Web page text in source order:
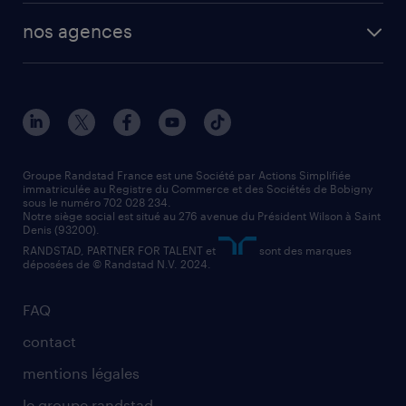
manutentionnaire
assistant administratif
comptable
solutions opérationnelles
contact entreprise
faq intérim / recrutement
nos agences
nos agences par ville
nos agences par région
nos cabinets de recrutement
FAQ
contact
mentions légales
Groupe Randstad France est une Société par Actions Simplifiée
immatriculée au Registre du Commerce et des Sociétés de Bobigny
sous le numéro 702 028 234.
Notre siège social est situé au 276 avenue du Président Wilson à Saint
Denis (93200).
RANDSTAD, PARTNER FOR TALENT et
sont des marques
déposées de © Randstad N.V. 2024.